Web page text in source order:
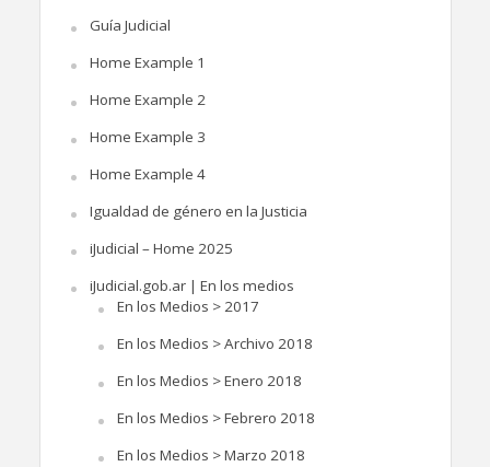
Guía Judicial
Home Example 1
Home Example 2
Home Example 3
Home Example 4
Igualdad de género en la Justicia
iJudicial – Home 2025
iJudicial.gob.ar | En los medios
En los Medios > 2017
En los Medios > Archivo 2018
En los Medios > Enero 2018
En los Medios > Febrero 2018
En los Medios > Marzo 2018